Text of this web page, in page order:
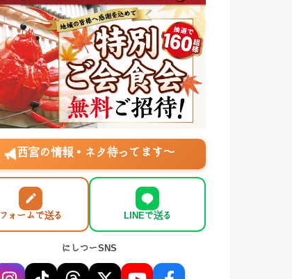
西宮の情報・ネタ待ってます〜
フォームで送る
LINEで送る
にしつーSNS